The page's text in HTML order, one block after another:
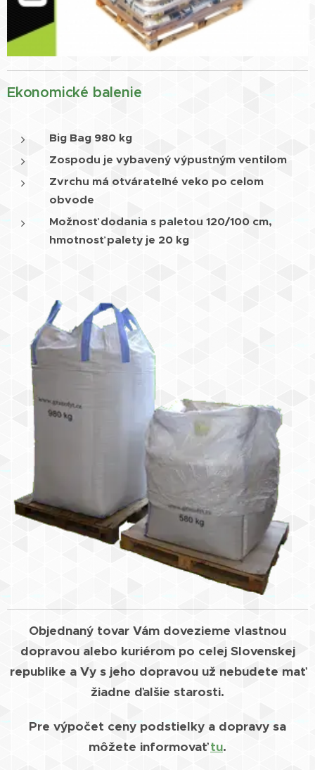
Ekonomické balenie
Big Bag 980 kg
Zospodu je vybavený výpustným ventilom
Zvrchu má otvárateľné veko po celom
obvode
Možnosť dodania s paletou 120/100 cm,
hmotnosť palety je 20 kg
Objednaný tovar Vám dovezieme vlastnou
dopravou alebo kuriérom po celej Slovenskej
republike a Vy s jeho dopravou už nebudete mať
žiadne ďalšie starosti.
Pre výpočet ceny podstielky a dopravy sa
môžete informovaťtu.